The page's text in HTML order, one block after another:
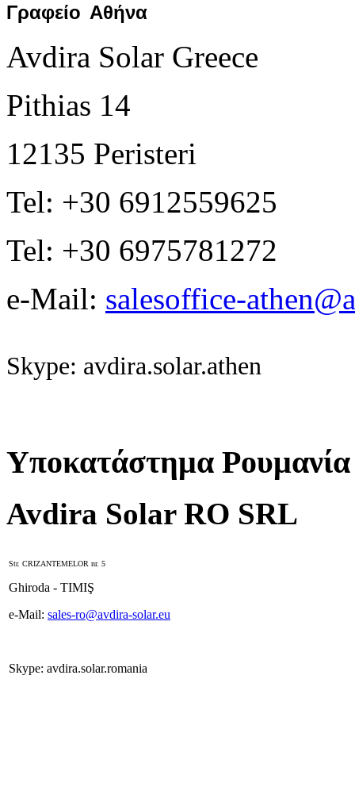
Γραφείο Αθήνα
Avdira Solar Greece
Pithias 14
12135 Peristeri
Tel: +30 6912559625
Tel: +30 6975781272
e-Mail: salesoffice-
Skype: avdira.solar.athen
Υποκατάστημα Ρουμανία
Avdira Solar RO SRL
Str. CRIZANTEMELOR nr. 5
Ghiroda - TIMIŞ
e-Mail: sales-ro@avdira-solar.eu
Skype: avdira.solar.romania